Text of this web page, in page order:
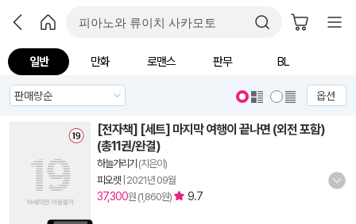
일반 만화 로맨스 판무 BL
옵션
[전자책] [세트] 마지막 여행이 끝나면 (외전 포함)
(총11권/완결)
하늘가리기 (지은이)
피오렛 2021년 09월
37,300원 (1,860원) 9.7